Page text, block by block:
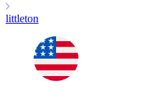
littleton